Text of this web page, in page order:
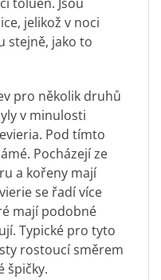
jelikož v noci
stejně, jako to
pro několik druhů
v minulosti
Pod tímto
Pocházejí ze
a kořeny mají
se řadí více
mají podobné
Typické pro tyto
rostoucí směrem
špičky.